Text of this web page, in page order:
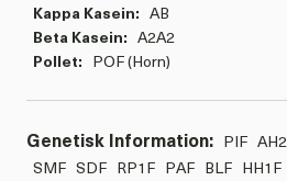
Kappa Kasein: AB
Beta Kasein: A2A2
Pollet: POF (Horn)
Genetisk Information: PIF
SMF SDF RP1F PAF BLF HH1F